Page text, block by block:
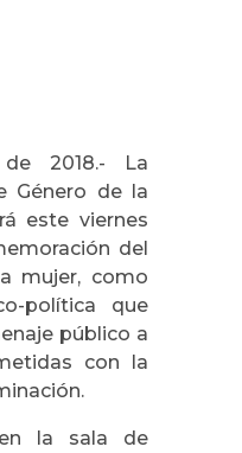
2018.- La
Género de la
este viernes
del
mujer, como
política que
público a
con la
la sala de